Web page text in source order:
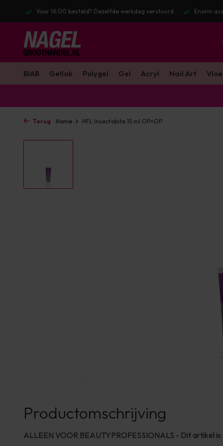
Voor 16:00 besteld? Dezelfde werkdag verstuurd Enorm
BIAB Gellak Polygel Gel Acryl Nail Art
Terug Home HFL Insectobite 15 ml OP=OP
Productomschrijving
ALLEEN VOOR BEAUTYPROFESSIONALS - Dit artikel